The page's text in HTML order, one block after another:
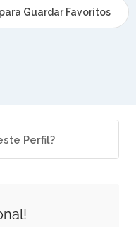
Guardar Favoritos
Perfil?